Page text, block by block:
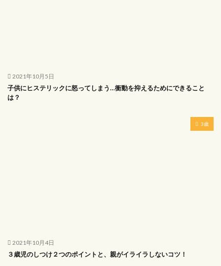
2021年10月5日
子供にヒステリックに怒ってしまう…衝動を抑えるためにできること
は？
3歳
2021年10月4日
３歳児のしつけ２つのポイントと、親がイライラしないコツ！